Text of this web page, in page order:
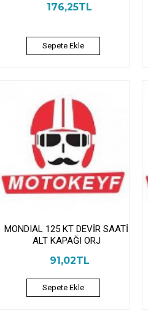
176,25TL
Sepete Ekle
MONDIAL 125 KT DEVİR SAATİ
ALT KAPAĞI ORJ
91,02TL
Sepete Ekle